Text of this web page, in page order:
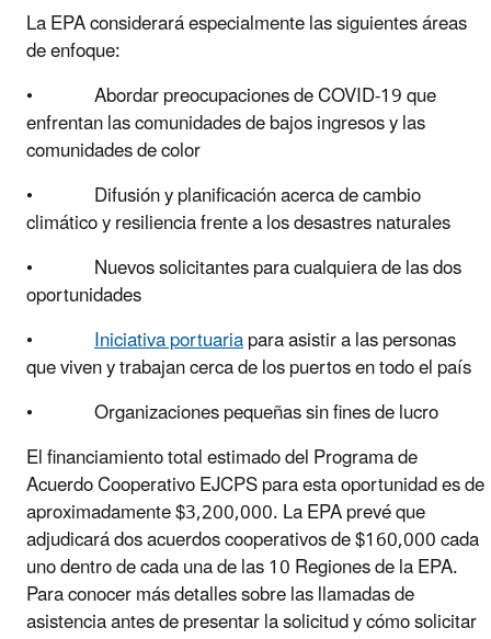
La EPA considerará especialmente las siguientes áreas
de enfoque:
• Abordar preocupaciones de COVID-19 que
enfrentan las comunidades de bajos ingresos y las
comunidades de color
• Difusión y planificación acerca de cambio
climático y resiliencia frente a los desastres naturales
• Nuevos solicitantes para cualquiera de las dos
oportunidades
• Iniciativa portuariapara asistir a las personas
que viven y trabajan cerca de los puertos en todo el país
• Organizaciones pequeñas sin fines de lucro
El financiamiento total estimado del Programa de
Acuerdo Cooperativo EJCPS para esta oportunidad es de
aproximadamente $3,200,000. La EPA prevé que
adjudicará dos acuerdos cooperativos de $160,000 cada
uno dentro de cada una de las 10 Regiones de la EPA.
Para conocer más detalles sobre las llamadas de
asistencia antes de presentar la solicitud y cómo solicitar